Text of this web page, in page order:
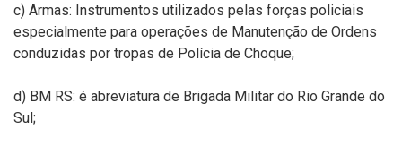
c) Armas: Instrumentos utilizados pelas forças policiais
especialmente para operações de Manutenção de Ordens
conduzidas por tropas de Polícia de Choque;
d) BM RS: é abreviatura de Brigada Militar do Rio Grande do
Sul;